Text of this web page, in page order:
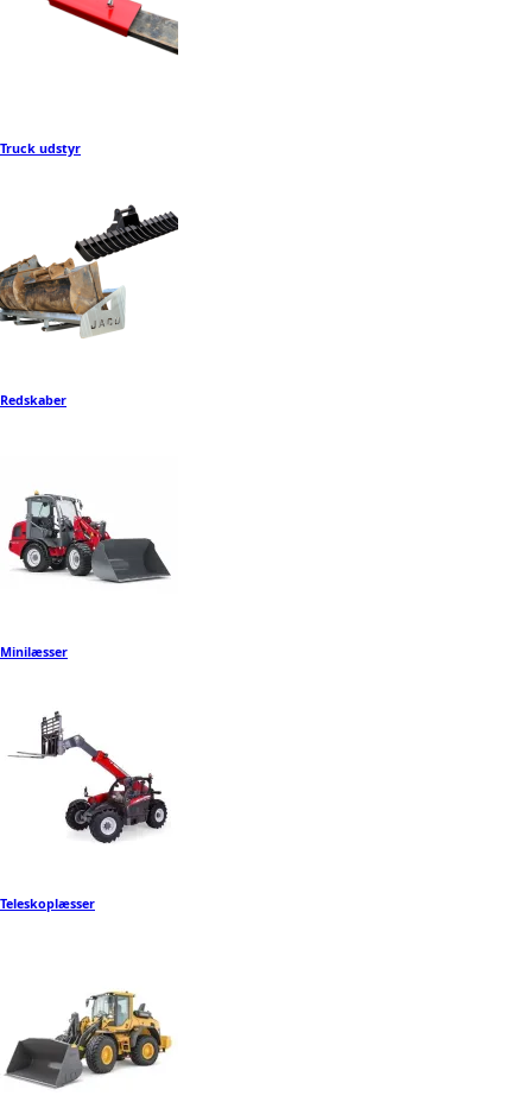
Truck udstyr
Redskaber
Minilæsser
Teleskoplæsser